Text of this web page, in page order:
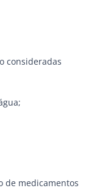
consideradas
de medicamentos